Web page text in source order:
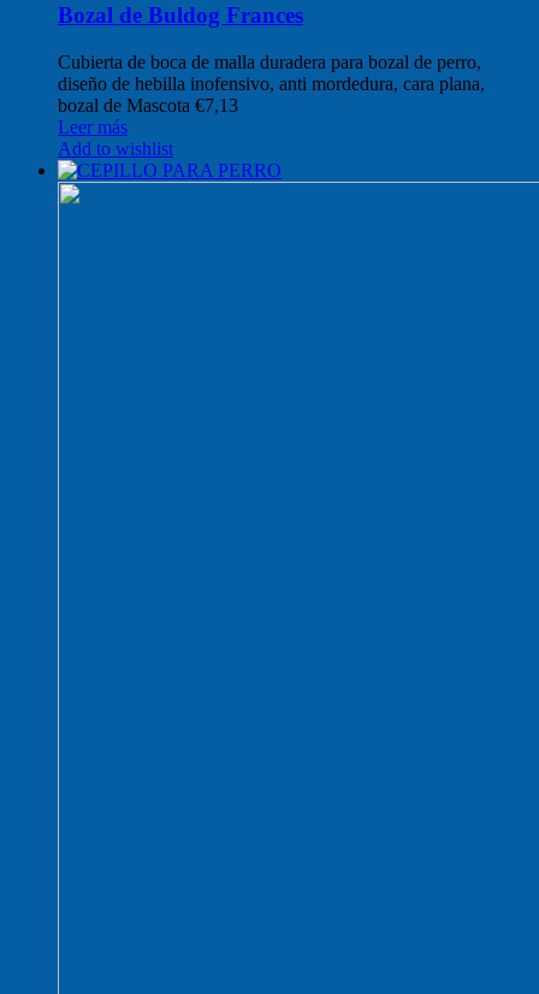
Bozal de Buldog Frances
Cubierta de boca de malla duradera para bozal de perro,
diseño de hebilla inofensivo, anti mordedura, cara plana,
bozal de Mascota €7,13
Leer más
Add to wishlist